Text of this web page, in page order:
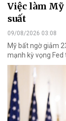
Việc làm
suất
09/08/2026 03:08
Mỹ bất ngờ giảm
mạnh kỳ vọng Fed